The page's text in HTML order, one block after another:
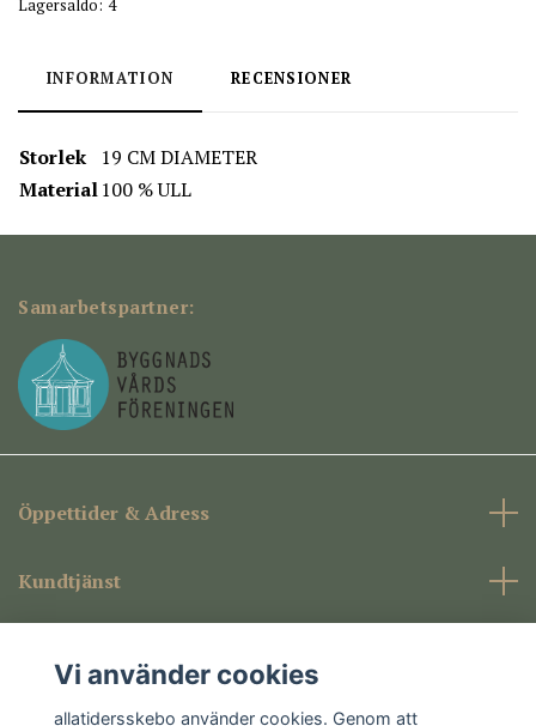
Lagersaldo: 4
INFORMATION RECENSIONER
Storlek
19 CM DIAMETER
Material100 % ULL
Samarbetspartner:
Öppettider & Adress
Kundtjänst
Sociala medier
Vi använder cookies
allatidersskebo använder cookies. Genom att